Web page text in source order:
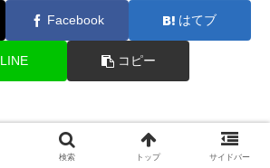
Facebook はてブ
LINE コピー
検索 トップ サイドバー